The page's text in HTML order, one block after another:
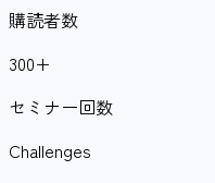
購読者数
300+
セミナー回数
Challenges